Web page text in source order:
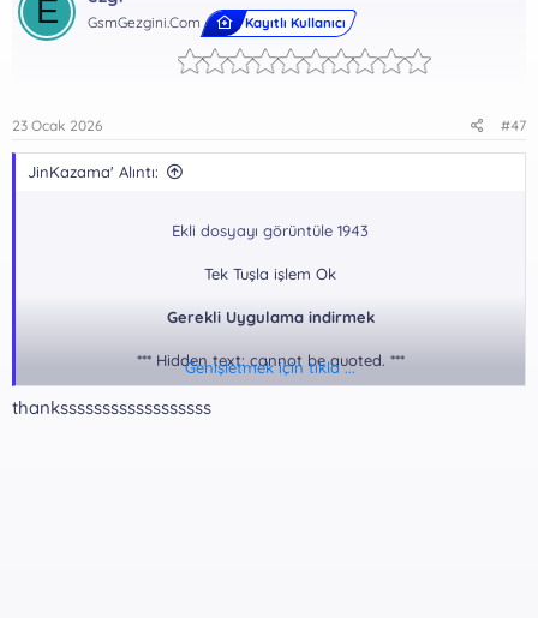
E GsmGezgini.Com Kayıtlı Kullanıcı
23 Ocak 2026 #47
JinKazama' Alıntı:
Ekli dosyayı görüntüle 1943
Tek Tuşla işlem Ok
Gerekli Uygulama indirmek
*** Hidden text: cannot be quoted. ***
Genişletmek için tıkla ...
thankssssssssssssssssss